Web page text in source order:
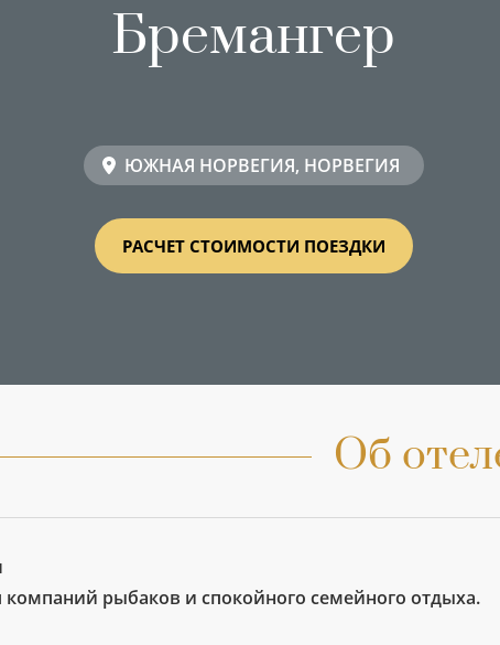
Бремангер
ЮЖНАЯ НОРВЕГИЯ, НОРВЕГИЯ
РАСЧЕТ СТОИМОСТИ ПОЕЗДКИ
Об
компаний рыбаков и спокойного семейного отдыха.